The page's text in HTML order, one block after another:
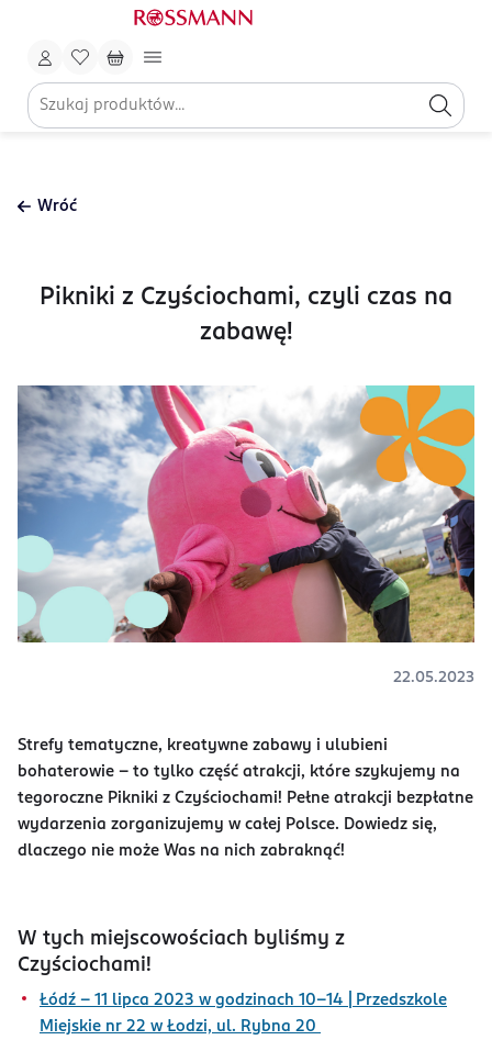
Wróć
Pikniki z Czyściochami, czyli czas na
zabawę!
22.05.2023
Strefy tematyczne, kreatywne zabawy i ulubieni
bohaterowie – to tylko część atrakcji, które szykujemy na
tegoroczne Pikniki z Czyściochami! Pełne atrakcji bezpłatne
wydarzenia zorganizujemy w całej Polsce. Dowiedz się,
dlaczego nie może Was na nich zabraknąć!
W tych miejscowościach byliśmy z
Czyściochami!
Łódź – 11 lipca 2023 w godzinach 10-14 | Przedszkole
Miejskie nr 22 w Łodzi, ul. Rybna 20